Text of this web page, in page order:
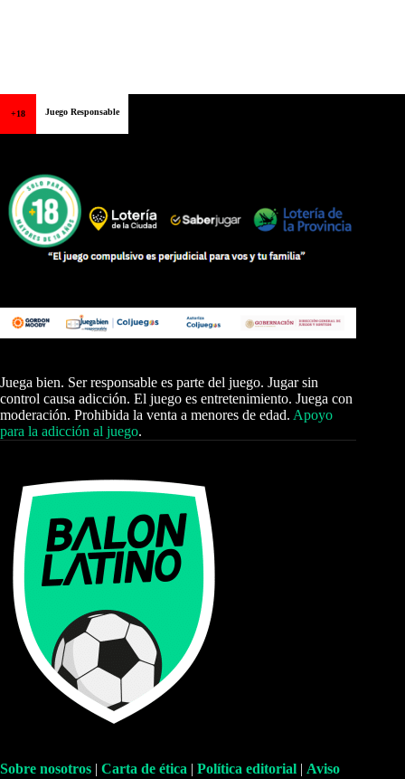
+18 Juego Responsable
Juega bien. Ser responsable es parte del juego. Jugar sin
control causa adicción. El juego es entretenimiento. Juega con
moderación. Prohibida la venta a menores de edad. Apoyo
para la adicción al juego.
Sobre nosotros | Carta de ética | Política editorial | Aviso